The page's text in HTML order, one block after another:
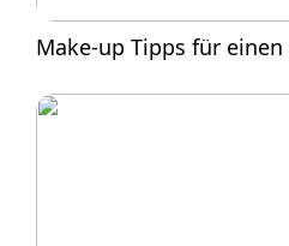
Make-up Tipps für